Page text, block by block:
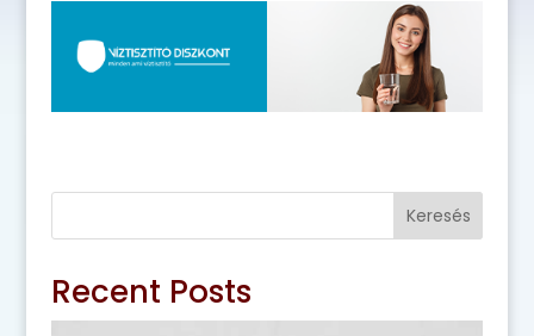
Keresés
Recent Posts